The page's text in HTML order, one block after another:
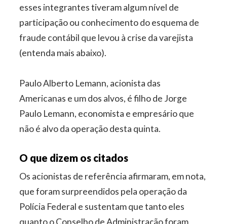
esses integrantes tiveram algum nível de
participação ou conhecimento do esquema de
fraude contábil que levou à crise da varejista
(entenda mais abaixo).
Paulo Alberto Lemann, acionista das
Americanas e um dos alvos, é filho de Jorge
Paulo Lemann, economista e empresário que
não é alvo da operação desta quinta.
O que dizem os citados
Os acionistas de referência afirmaram, em nota,
que foram surpreendidos pela operação da
Polícia Federal e sustentam que tanto eles
quanto o Conselho de Administração foram